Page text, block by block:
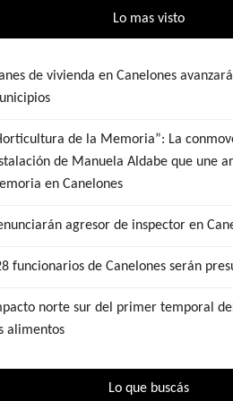
Lo mas visto
de vivienda en Canelones
de la Memoria”: La
de Manuela Aldabe que une
en Canelones
agresor de inspector en
funcionarios de Canelones serán
norte sur del primer temporal
alimentos
Lo que buscás